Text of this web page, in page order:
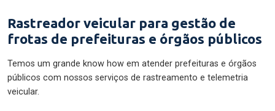
Rastreador veicular para gestão de
frotas de prefeituras e órgãos públicos
Temos um grande know how em atender prefeituras e órgãos
públicos com nossos serviços de rastreamento e telemetria
veicular.